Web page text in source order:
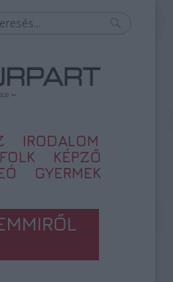
IRODALOM
FOLK
KÉPZŐ
GYERMEK